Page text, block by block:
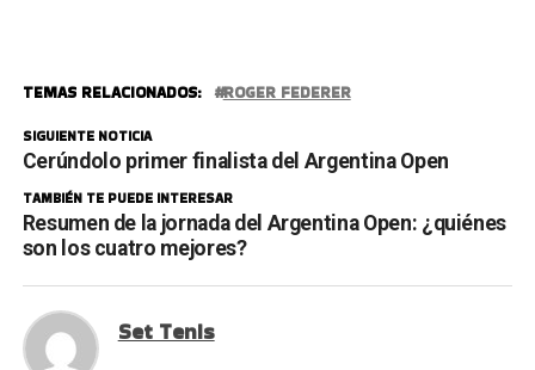
TEMAS RELACIONADOS: ROGER FEDERER
SIGUIENTE NOTICIA
Cerúndolo primer finalista del Argentina Open
TAMBIÉN TE PUEDE INTERESAR
Resumen de la jornada del Argentina Open: ¿quiénes
son los cuatro mejores?
Set Tenis